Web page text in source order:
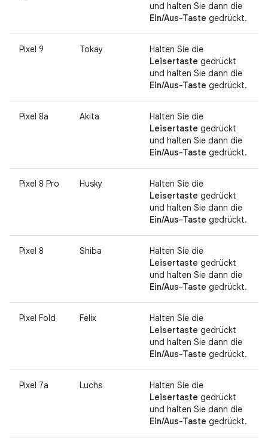
und halten Sie dann die
Ein/Aus-Taste gedrückt.
Pixel 9 Tokay
Halten Sie die
Leisertaste gedrückt
und halten Sie dann die
Ein/Aus-Taste gedrückt.
Pixel 8a Akita
Halten Sie die
Leisertaste gedrückt
und halten Sie dann die
Ein/Aus-Taste gedrückt.
Pixel 8 Pro Husky
Halten Sie die
Leisertaste gedrückt
und halten Sie dann die
Ein/Aus-Taste gedrückt.
Pixel 8 Shiba
Halten Sie die
Leisertaste gedrückt
und halten Sie dann die
Ein/Aus-Taste gedrückt.
Pixel Fold Felix
Halten Sie die
Leisertaste gedrückt
und halten Sie dann die
Ein/Aus-Taste gedrückt.
Pixel 7a Luchs
Halten Sie die
Leisertaste gedrückt
und halten Sie dann die
Ein/Aus-Taste gedrückt.